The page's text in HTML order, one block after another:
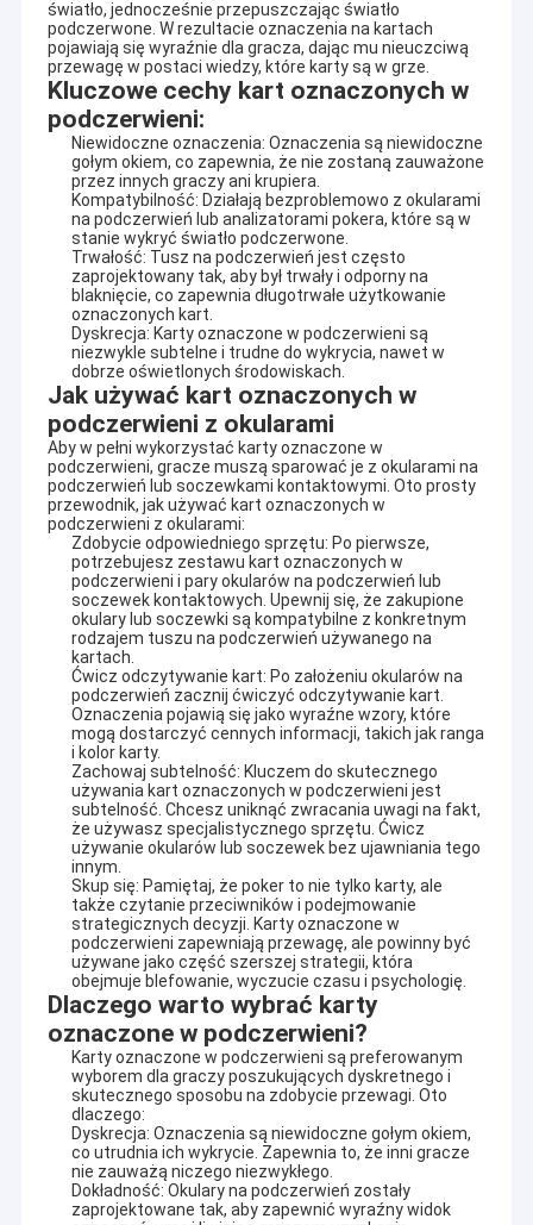
Dom
Produkty
O nas
światło, jednocześnie przepuszczając światło
podczerwone. W rezultacie oznaczenia na kartach
pojawiają się wyraźnie dla gracza, dając mu nieuczciwą
przewagę w postaci wiedzy, które karty są w grze.
Kluczowe cechy kart oznaczonych w
podczerwieni:
Niewidoczne oznaczenia: Oznaczenia są niewidoczne
gołym okiem, co zapewnia, że ​​nie zostaną zauważone
przez innych graczy ani krupiera.
Kompatybilność: Działają bezproblemowo z okularami
na podczerwień lub analizatorami pokera, które są w
stanie wykryć światło podczerwone.
Trwałość: Tusz na podczerwień jest często
zaprojektowany tak, aby był trwały i odporny na
blaknięcie, co zapewnia długotrwałe użytkowanie
oznaczonych kart.
Dyskrecja: Karty oznaczone w podczerwieni są
niezwykle subtelne i trudne do wykrycia, nawet w
dobrze oświetlonych środowiskach.
Jak używać kart oznaczonych w
podczerwieni z okularami
Aby w pełni wykorzystać karty oznaczone w
podczerwieni, gracze muszą sparować je z okularami na
podczerwień lub soczewkami kontaktowymi. Oto prosty
przewodnik, jak używać kart oznaczonych w
podczerwieni z okularami:
Zdobycie odpowiedniego sprzętu: Po pierwsze,
potrzebujesz zestawu kart oznaczonych w
podczerwieni i pary okularów na podczerwień lub
soczewek kontaktowych. Upewnij się, że zakupione
okulary lub soczewki są kompatybilne z konkretnym
rodzajem tuszu na podczerwień używanego na
kartach.
Ćwicz odczytywanie kart: Po założeniu okularów na
podczerwień zacznij ćwiczyć odczytywanie kart.
Oznaczenia pojawią się jako wyraźne wzory, które
mogą dostarczyć cennych informacji, takich jak ranga
i kolor karty.
Zachowaj subtelność: Kluczem do skutecznego
używania kart oznaczonych w podczerwieni jest
subtelność. Chcesz uniknąć zwracania uwagi na fakt,
że używasz specjalistycznego sprzętu. Ćwicz
używanie okularów lub soczewek bez ujawniania tego
innym.
Skup się: Pamiętaj, że poker to nie tylko karty, ale
także czytanie przeciwników i podejmowanie
strategicznych decyzji. Karty oznaczone w
podczerwieni zapewniają przewagę, ale powinny być
używane jako część szerszej strategii, która
obejmuje blefowanie, wyczucie czasu i psychologię.
Dlaczego warto wybrać karty
oznaczone w podczerwieni?
Karty oznaczone w podczerwieni są preferowanym
wyborem dla graczy poszukujących dyskretnego i
skutecznego sposobu na zdobycie przewagi. Oto
dlaczego:
Dyskrecja: Oznaczenia są niewidoczne gołym okiem,
co utrudnia ich wykrycie. Zapewnia to, że inni gracze
nie zauważą niczego niezwykłego.
Dokładność: Okulary na podczerwień zostały
zaprojektowane tak, aby zapewnić wyraźny widok
YB Poker Cheat Co., Ltd powstała w 1999 roku i znajduje się w
międzynarodowo znanym mieście Guangzhou. Jest pierwszą
firmą, która otrzymała licencję na produkcję, dystrybucję i
usługę kasynową.YB Poker Cheat jest w stanie
zapewnićAnalizator pokerowy, karty oznaczone